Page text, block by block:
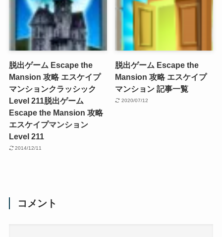
脱出ゲーム Escape the
Mansion 攻略 エスケイプ
マンションクラッシック
Level 211 脱出ゲーム
Escape the Mansion 攻略
エスケイプマンション
Level 211
2014/12/11
脱出ゲーム Escape the
Mansion 攻略 エスケイプ
マンション 記事一覧
2020/07/12
コメント